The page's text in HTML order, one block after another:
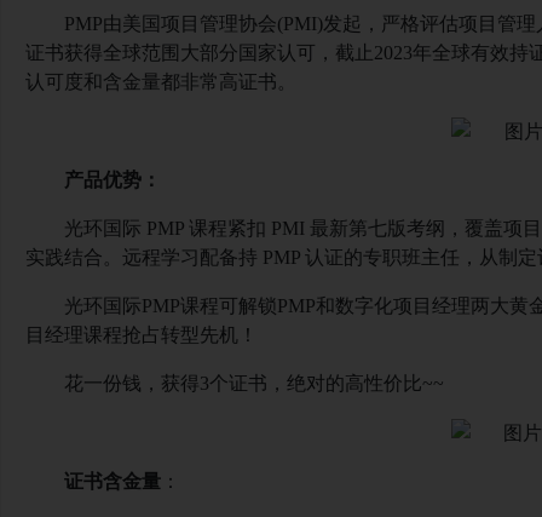
PMP由美国项目管理协会(PMI)发起，严格评估项目管
证书获得全球范围大部分国家认可，截止2023年全球有效
认可度和含金量都非常高证书。
产品优势 ：
光环国际 PMP 课程紧扣 PMI 最新第七版考纲，覆盖项
实践结合。远程学习配备持 PMP 认证的专职班主任，从制
光环国际PMP课程可解锁PMP和数字化项目经理两大
目经理课程抢占转型先机！
花一份钱，获得3个证书，绝对的高性价比~~
证书含金量 ：